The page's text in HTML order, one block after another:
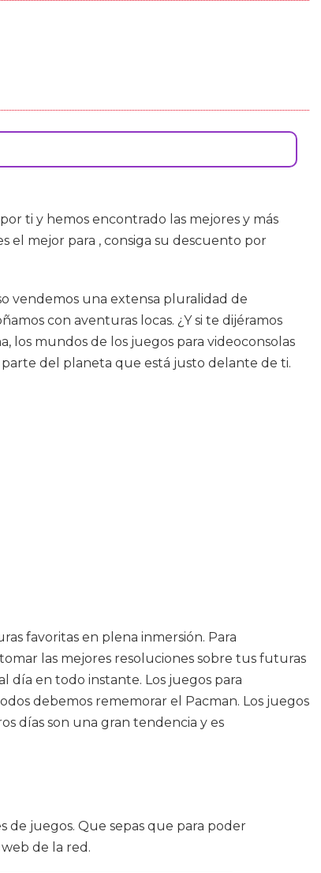
ti y hemos encontrado las mejores y más
el mejor para , consiga su descuento por
vendemos una extensa pluralidad de
con aventuras locas. ¿Y si te dijéramos
mundos de los juegos para videoconsolas
del planeta que está justo delante de ti.
favoritas en plena inmersión. Para
las mejores resoluciones sobre tus futuras
día en todo instante. Los juegos para
debemos rememorar el Pacman. Los juegos
días son una gran tendencia y es
de juegos. Que sepas que para poder
de la red.